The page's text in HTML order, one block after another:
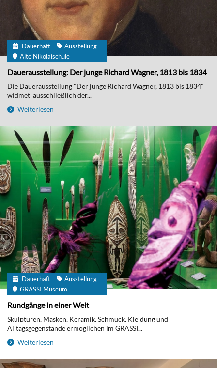
Dauerhaft
Ausstellung
Alte Nikolaischule
Dauerausstellung: Der junge Richard Wagner, 1813 bis 1834
Die Dauerausstellung "Der junge Richard Wagner, 1813 bis 1834"
widmet ausschließlich der...
Weiterlesen
Dauerhaft
Ausstellung
GRASSI Museum
Rundgänge in einer Welt
Skulpturen, Masken, Keramik, Schmuck, Kleidung und
Alltagsgegenstände ermöglichen im GRASSI...
Weiterlesen